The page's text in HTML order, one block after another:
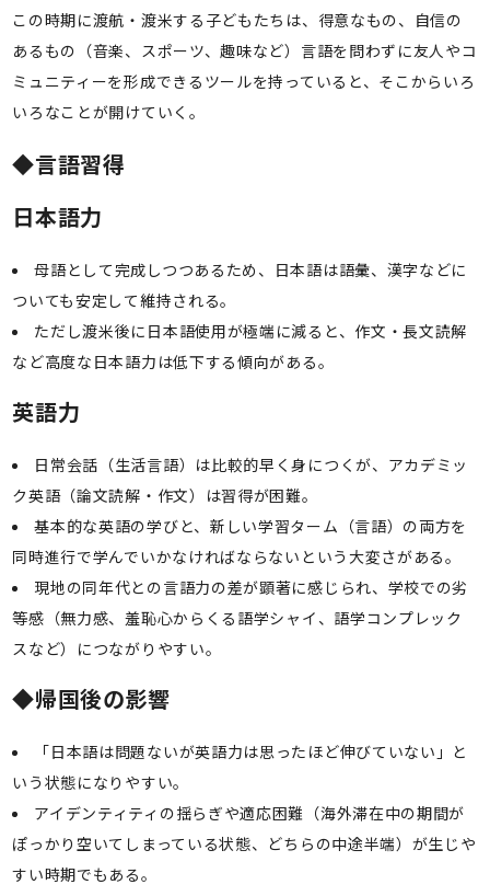
この時期に渡航・渡米する子どもたちは、得意なもの、自信の
あるもの（音楽、スポーツ、趣味など）言語を問わずに友人やコ
ミュニティーを形成できるツールを持っていると、そこからいろ
いろなことが開けていく。
◆言語習得
日本語力
母語として完成しつつあるため、日本語は語彙、漢字などに
ついても安定して維持される。
ただし渡米後に日本語使用が極端に減ると、作文・長文読解
など高度な日本語力は低下する傾向がある。
英語力
日常会話（生活言語）は比較的早く身につくが、アカデミッ
ク英語（論文読解・作文）は習得が困難。
基本的な英語の学びと、新しい学習ターム（言語）の両方を
同時進行で学んでいかなければならないという大変さがある。
現地の同年代との言語力の差が顕著に感じられ、学校での劣
等感（無力感、羞恥心からくる語学シャイ、語学コンプレック
スなど）につながりやすい。
◆帰国後の影響
「日本語は問題ないが英語力は思ったほど伸びていない」と
いう状態になりやすい。
アイデンティティの揺らぎや適応困難（海外滞在中の期間が
ぽっかり空いてしまっている状態、どちらの中途半端）が生じや
すい時期でもある。